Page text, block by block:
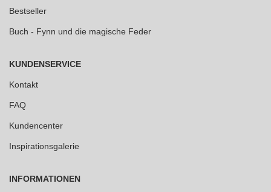
Bestseller
Buch - Fynn und die magische Feder
KUNDENSERVICE
Kontakt
FAQ
Kundencenter
Inspirationsgalerie
INFORMATIONEN